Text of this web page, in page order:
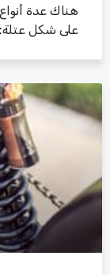
هناك عدة
على شكل عتلة: